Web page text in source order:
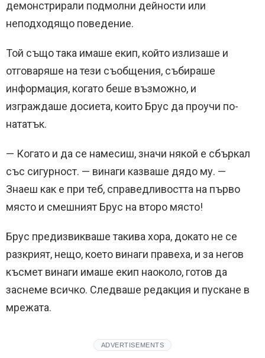
демонстрирали подмолни дейности или
неподходящо поведение.
Той също така имаше екип, който излизаше и
отговаряше на тези съобщения, събираше
информация, когато беше възможно, и
изграждаше досиета, които Брус да проучи по-
нататък.
— Когато и да се намесиш, значи някой е сбъркал
със сигурност. — винаги казваше дядо му. —
Знаеш как е при теб, справедливостта на първо
място и смешният Брус на второ място!
Брус предизвикваше такива хора, докато не се
разкрият, нещо, което винаги правеха, и за негов
късмет винаги имаше екип наоколо, готов да
заснеме всичко. Следваше редакция и пускане в
мрежата.
ADVERTISEMENTS